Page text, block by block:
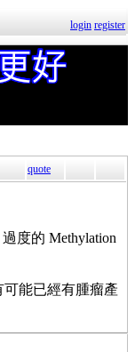
login register
quote
度的 Methylation
可能已經有腫瘤產